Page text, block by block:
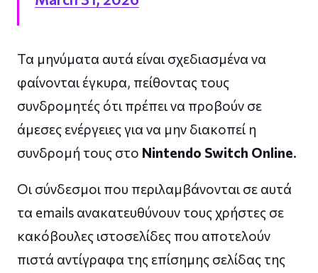
Τα μηνύματα αυτά είναι σχεδιασμένα να
φαίνονται έγκυρα, πείθοντας τους
συνδρομητές ότι πρέπει να προβούν σε
άμεσες ενέργειες για να μην διακοπεί η
συνδρομή τους στο Nintendo Switch Online.
Οι σύνδεσμοι που περιλαμβάνονται σε αυτά
τα emails ανακατευθύνουν τους χρήστες σε
κακόβουλες ιστοσελίδες που αποτελούν
πιστά αντίγραφα της επίσημης σελίδας της